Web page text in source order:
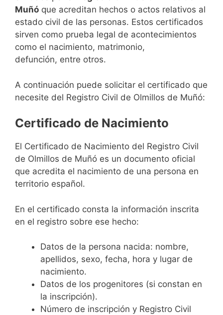
Muñó que acreditan hechos o actos relativos al
estado civil de las personas. Estos certificados
sirven como prueba legal de acontecimientos
como el nacimiento, matrimonio,
defunción, entre otros.
A continuación puede solicitar el certificado que
necesite del Registro Civil de Olmillos de Muñó:
Certificado de Nacimiento
El Certificado de Nacimiento del Registro Civil
de Olmillos de Muñó es un documento oficial
que acredita el nacimiento de una persona en
territorio español.
En el certificado consta la información inscrita
en el registro sobre ese hecho:
Datos de la persona nacida: nombre,
apellidos, sexo, fecha, hora y lugar de
nacimiento.
Datos de los progenitores (si constan en
la inscripción).
Número de inscripción y Registro Civil